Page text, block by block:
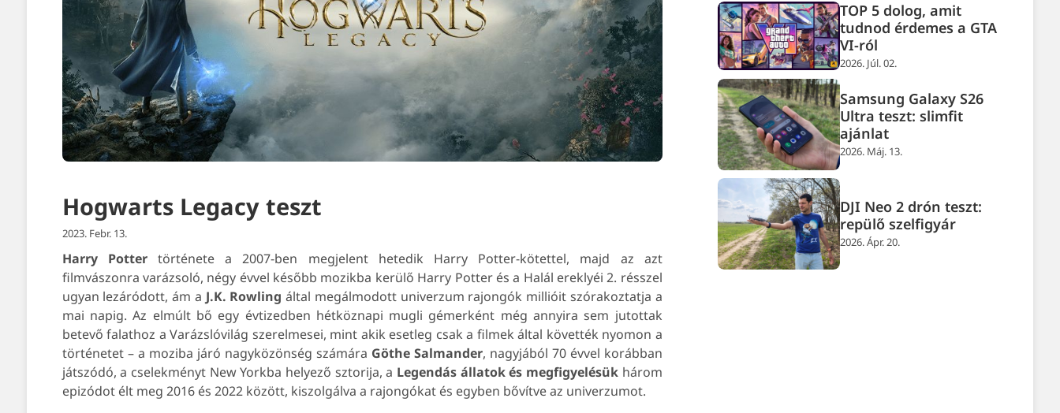
Hogwarts Legacy teszt
2023. Febr. 13.
Harry Pottertörténete a 2007-ben megjelent hetedik Harry Potter-kötettel, majd az azt
filmvászonra varázsoló, négy évvel később mozikba kerülő Harry Potter és a Halál ereklyéi 2. résszel
ugyan lezáródott, ám a J.K. Rowling által megálmodott univerzum rajongók millióit szórakoztatja a
mai napig. Az elmúlt bő egy évtizedben hétköznapi mugli gémerként még annyira sem jutottak
betevő falathoz a Varázslóvilág szerelmesei, mint akik esetleg csak a filmek által követték nyomon a
történetet – a moziba járó nagyközönség számára Göthe Salmander, nagyjából 70 évvel korábban
játszódó, a cselekményt New Yorkba helyező sztorija, a Legendás állatok és megfigyelésük három
epizódot élt meg 2016 és 2022 között, kiszolgálva a rajongókat és egyben bővítve az univerzumot.
TOP 5 dolog, amit
tudnod érdemes a GTA
VI-ról
2026. Júl. 02.
Samsung Galaxy S26
Ultra teszt: slimfit
ajánlat
2026. Máj. 13.
DJI Neo 2 drón teszt:
repülő szelfigyár
2026. Ápr. 20.